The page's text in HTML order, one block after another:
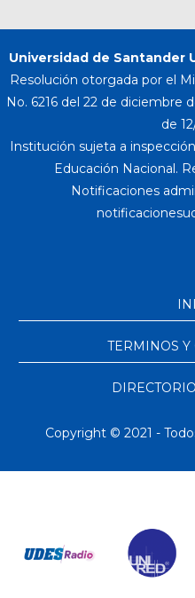
Universidad de Santander
Resolución otorgada por el
No. 6216 del 22 de diciembre
de
Institución sujeta a
Educación Nacional.
Notificaciones
TERMINOS
Copyright © 2021 -